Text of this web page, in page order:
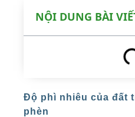
NỘI DUNG BÀI
Độ phì nhiêu của đất
phèn